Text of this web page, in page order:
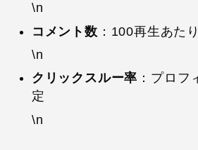
\n
コメント数 ：100再生あた
\n
クリックスルー率 ：プロフ
定
\n